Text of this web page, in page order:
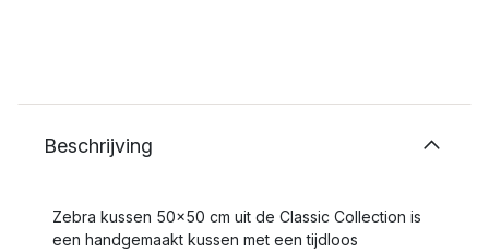
Beschrijving
Zebra kussen 50x50 cm uit de Classic Collection is
een handgemaakt kussen met een tijdloos